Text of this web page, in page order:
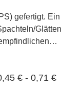
gefertigt. Ein
Glätten
€ - 0,71 €